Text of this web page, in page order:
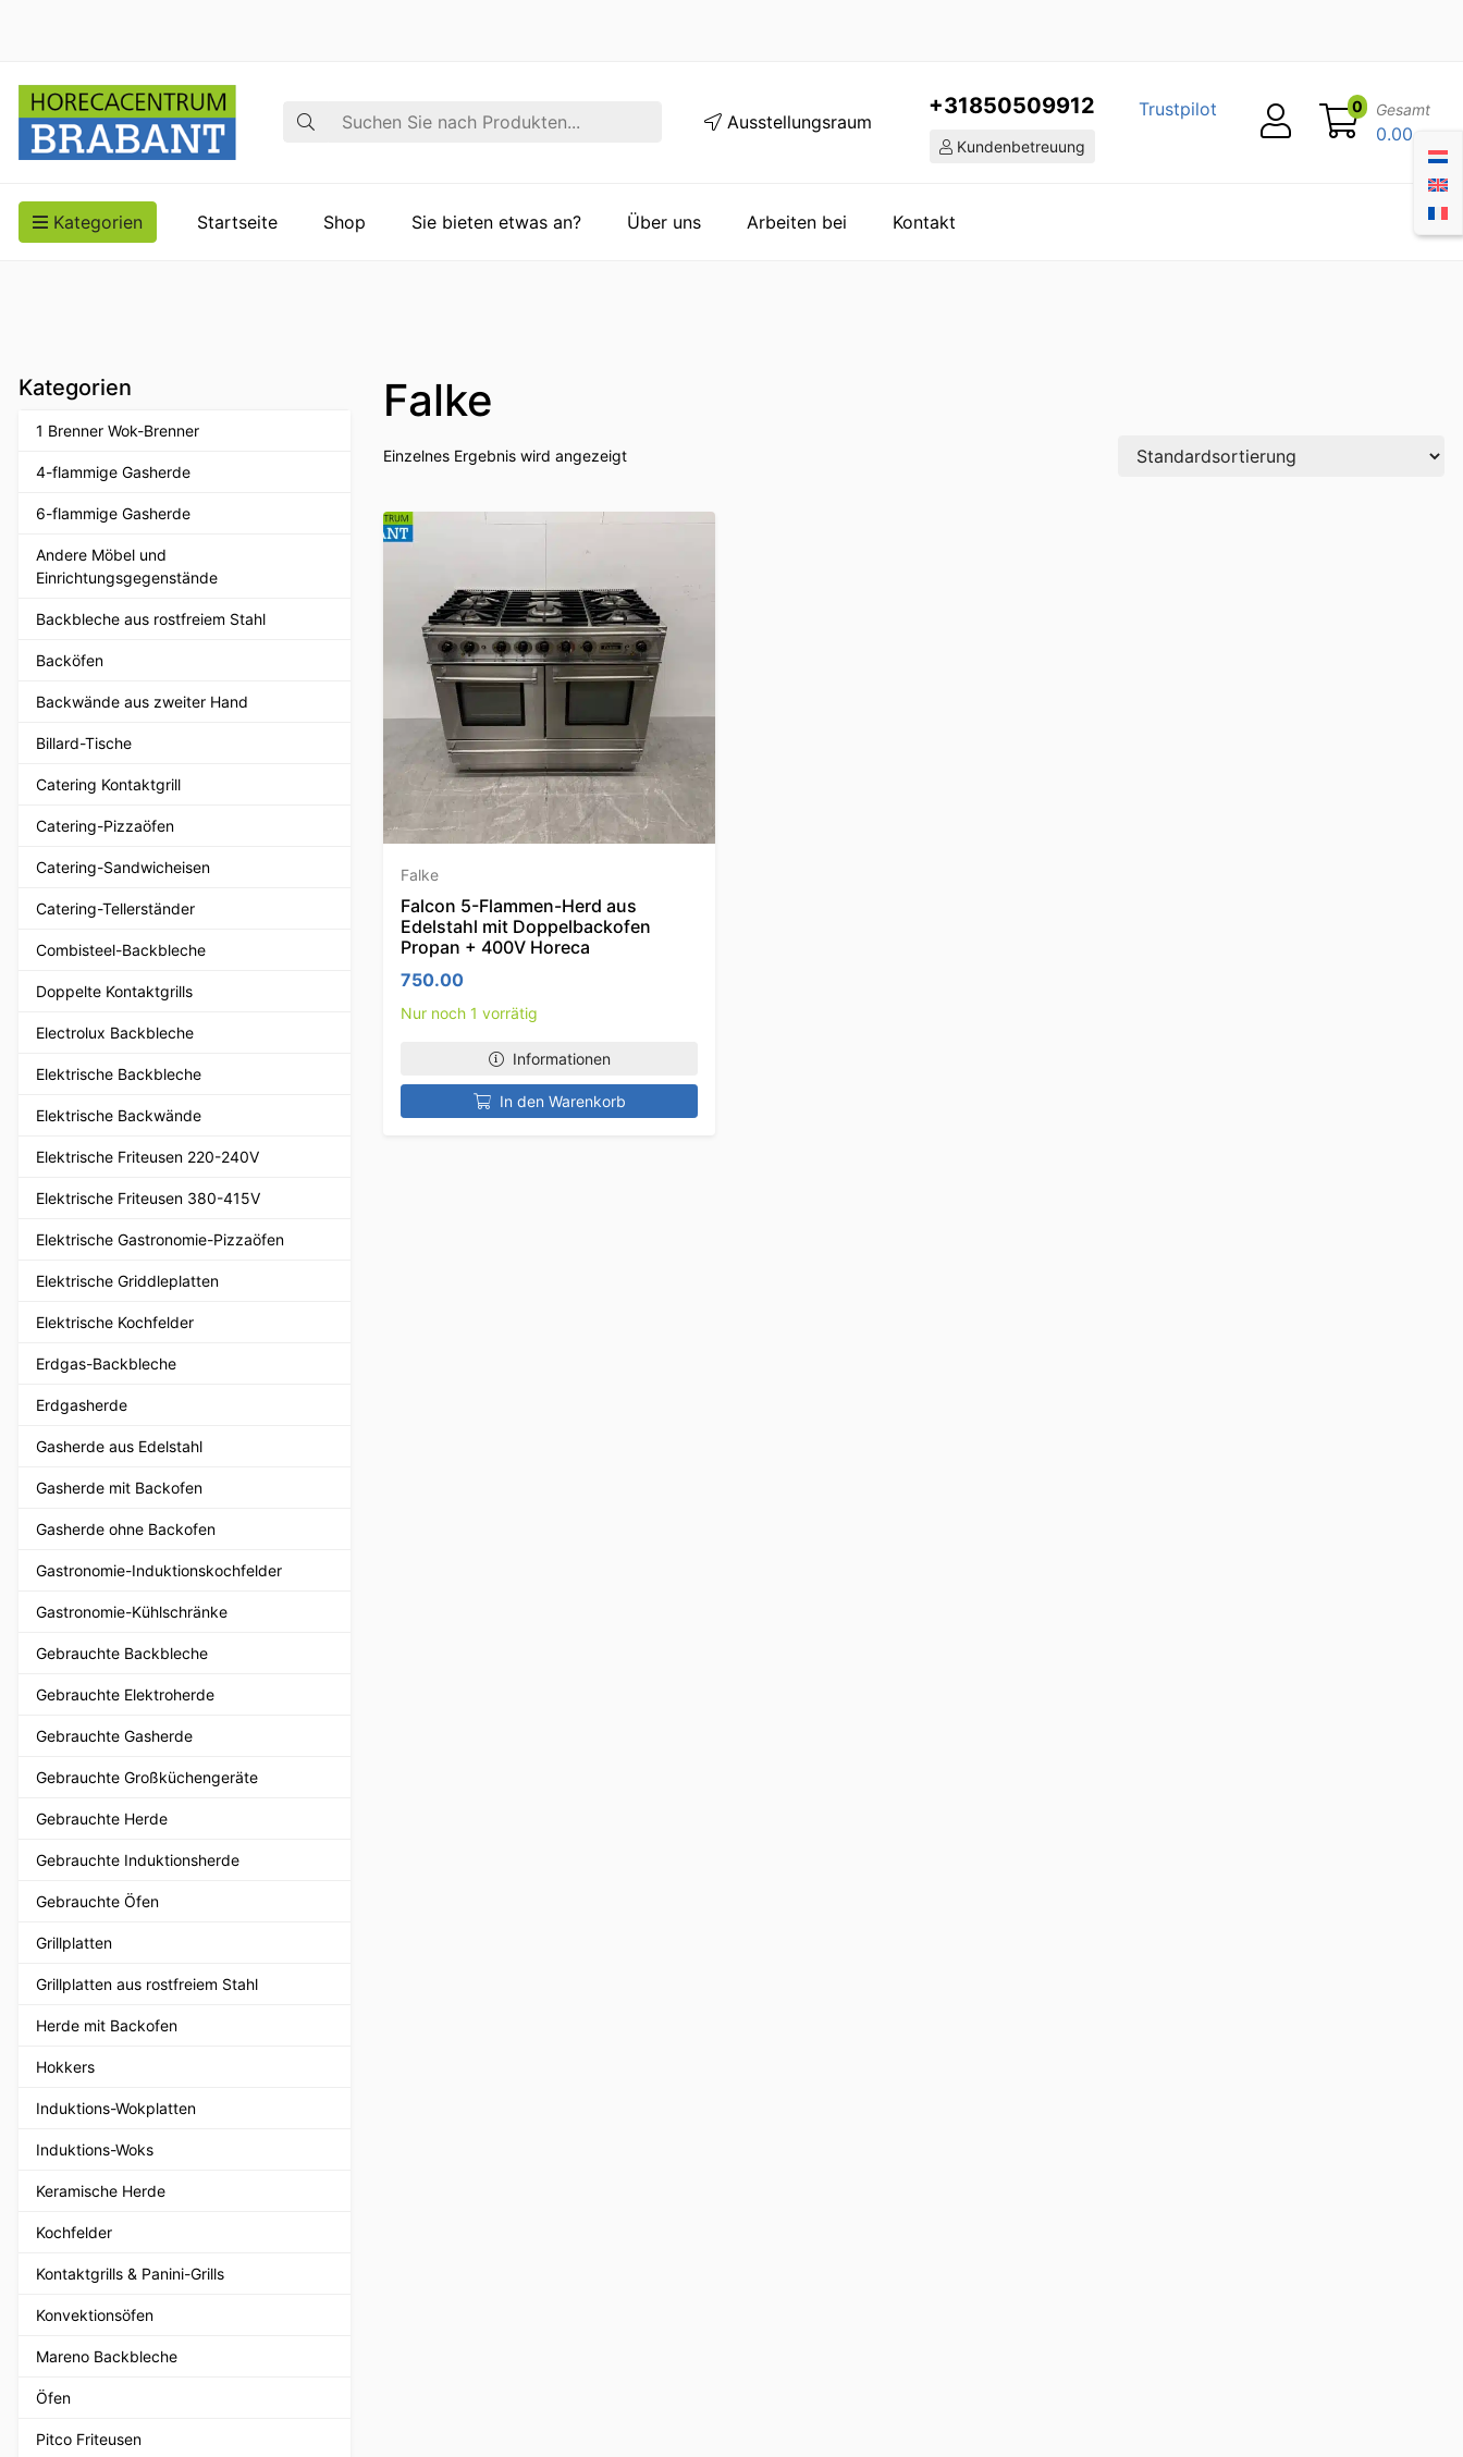
Suche Ausstellungsraum
+31850509912
Kundenbetreuung
Trustpilot 0 Gesamt
0.00
Kategorien Startseite Shop Sie bieten etwas an? Über uns Arbeiten bei Kontakt
Kategorien
1 Brenner Wok-Brenner
4-flammige Gasherde
6-flammige Gasherde
Andere Möbel und
Einrichtungsgegenstände
Backbleche aus rostfreiem Stahl
Backöfen
Backwände aus zweiter Hand
Billard-Tische
Catering Kontaktgrill
Catering-Pizzaöfen
Catering-Sandwicheisen
Catering-Tellerständer
Combisteel-Backbleche
Doppelte Kontaktgrills
Electrolux Backbleche
Elektrische Backbleche
Elektrische Backwände
Elektrische Friteusen 220-240V
Elektrische Friteusen 380-415V
Elektrische Gastronomie-Pizzaöfen
Elektrische Griddleplatten
Elektrische Kochfelder
Erdgas-Backbleche
Erdgasherde
Gasherde aus Edelstahl
Gasherde mit Backofen
Gasherde ohne Backofen
Gastronomie-Induktionskochfelder
Gastronomie-Kühlschränke
Gebrauchte Backbleche
Gebrauchte Elektroherde
Gebrauchte Gasherde
Gebrauchte Großküchengeräte
Gebrauchte Herde
Gebrauchte Induktionsherde
Gebrauchte Öfen
Grillplatten
Grillplatten aus rostfreiem Stahl
Herde mit Backofen
Hokkers
Induktions-Wokplatten
Induktions-Woks
Keramische Herde
Kochfelder
Kontaktgrills & Panini-Grills
Konvektionsöfen
Mareno Backbleche
Öfen
Pitco Friteusen
Falke
Einzelnes Ergebnis wird angezeigt
Falke
Falcon 5-Flammen-Herd aus
Edelstahl mit Doppelbackofen
Propan + 400V Horeca
750.00
Nur noch 1 vorrätig
Informationen
In den Warenkorb